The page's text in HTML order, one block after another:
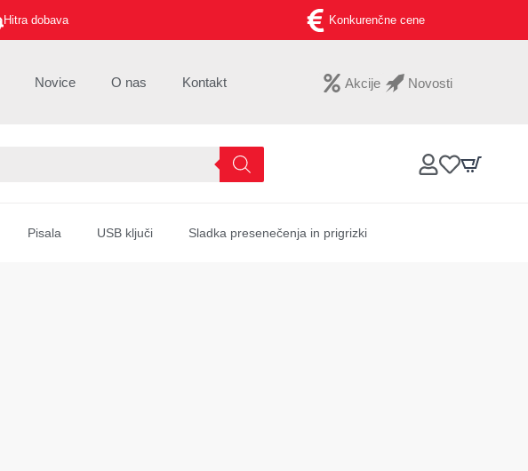
Hitra dobava Konkurenčne cene
Novice O nas Kontakt Akcije Novosti
Pisala USB ključi Sladka presenečenja in prigrizki